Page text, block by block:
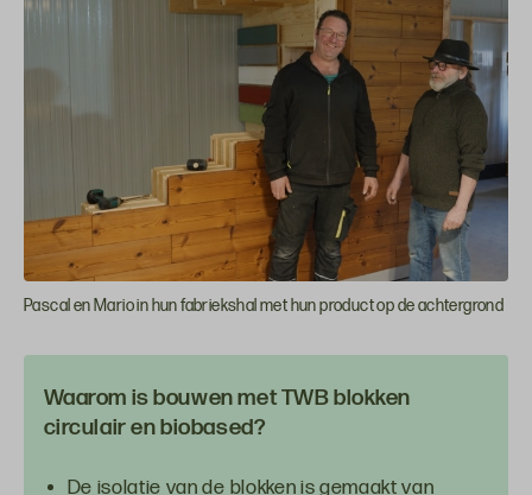
Pascal en Mario in hun fabriekshal met hun product op de achtergrond
Waarom is bouwen met TWB blokken
circulair en biobased?
De isolatie van de blokken is gemaakt van